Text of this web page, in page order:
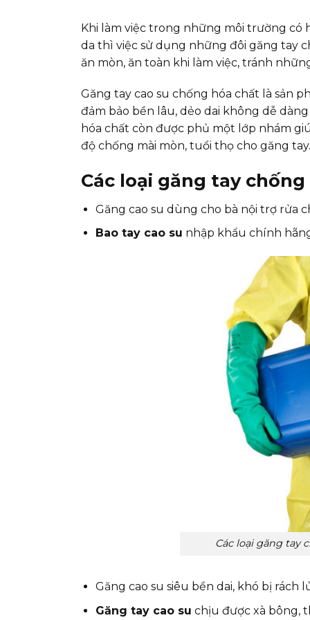
Khi làm việc trong những môi trường có
da thì việc sử dụng những đôi găng tay
ăn mòn, ăn toàn khi làm việc, tránh
Găng tay cao su chống hóa chất là sản
đảm bảo bền lâu, dẻo dai không dễ
hóa chất còn được phủ một lớp nhám
độ chống mài mòn, tuổi thọ cho găng tay.
Các loại găng tay
Găng cao su dùng cho bà nội trợ rửa
Bao tay cao su nhập khẩu chính
Các loại găng tay
Găng cao su siêu bền dai, khó bị rách
Găng tay cao su chịu được xà bông,